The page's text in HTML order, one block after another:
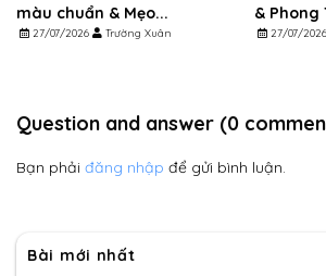
màu chuẩn & Mẹo...
27/07/2026 Trường Xuân
& Phong
27/07/2026
Question and answer (0
Bạn phải đăng nhập để gửi bình luận.
Bài mới nhất